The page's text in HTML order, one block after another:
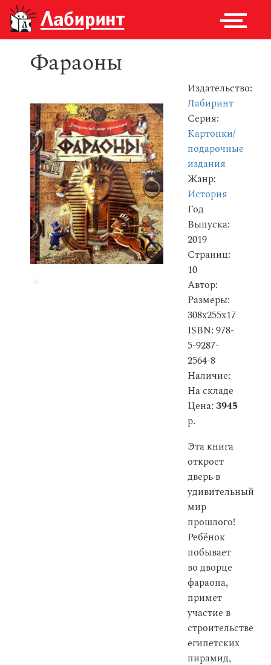
Фараоны
Издательство:
Лабиринт
Серия:
Картонки/
подарочные
издания
Жанр:
История
Год
Выпуска:
2019
Страниц:
10
Автор:
Размеры:
308x255x17
ISBN: 978-
5-9287-
2564-8
Наличие:
На складе
Цена: 3945
р.
Эта книга
откроет
дверь в
удивительный
мир
прошлого!
Ребёнок
побывает
во дворце
фараона,
примет
участие в
строительстве
египетских
пирамид,